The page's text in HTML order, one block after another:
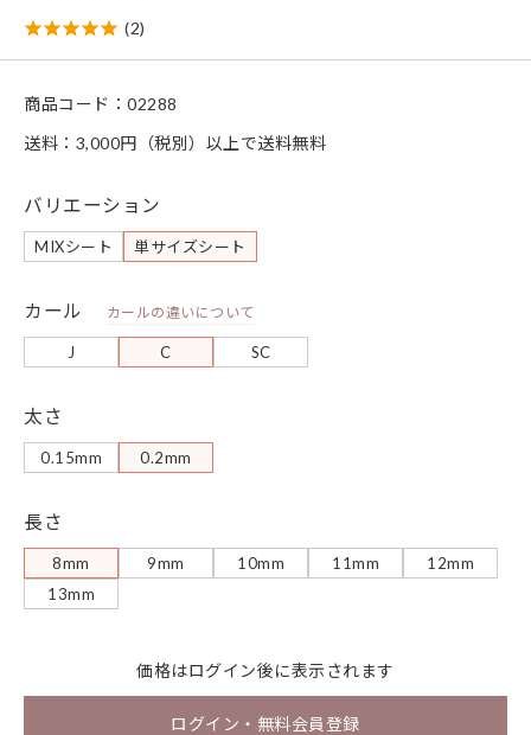
(2)
商品コード： 02288
送料：3,000円（税別）以上で送料無料
バリエーション
MIXシート 単サイズシート
カール カールの違いについて
J C SC
太さ
0.15mm 0.2mm
長さ
8mm 9mm 10mm 11mm
12mm
13mm
価格はログイン後に表示されます
ログイン・無料会員登録